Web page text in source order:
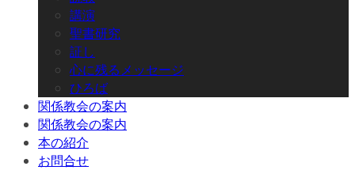
講演
聖書研究
証し
心に残るメッセージ
ひろば
関係教会の案内
関係教会の案内
本の紹介
お問合せ